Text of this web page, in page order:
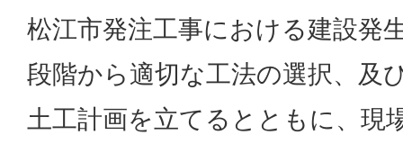
松江市発注工事における建設発
段階から適切な工法の選択、及
土工計画を立てるとともに、現